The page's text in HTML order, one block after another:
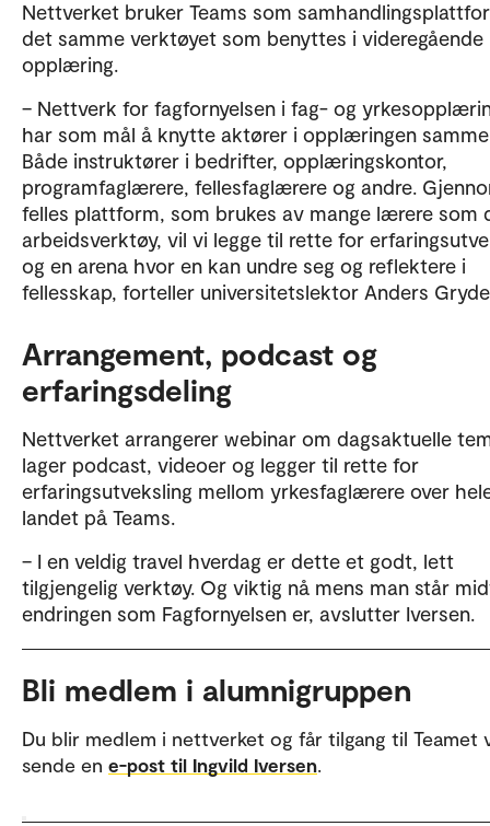
Nettverket bruker Teams som
det samme verktøyet som benyttes i videregående
opplæring.
– Nettverk for fagfornyelsen i fag- og
har som mål å knytte aktører i opplæringen
Både instruktører i bedrifter, opplæringskontor,
programfaglærere, fellesfaglærere og andre.
felles plattform, som brukes av mange lærere som
arbeidsverktøy, vil vi legge til rette for
og en arena hvor en kan undre seg og reflektere i
fellesskap, forteller universitetslektor Anders
Arrangement, podcast og
erfaringsdeling
Nettverket arrangerer webinar om dagsaktuelle
lager podcast, videoer og legger til rette for
erfaringsutveksling mellom yrkesfaglærere over
landet på Teams.
– I en veldig travel hverdag er dette et godt, lett
tilgjengelig verktøy. Og viktig nå mens man står
endringen som Fagfornyelsen er, avslutter Iversen.
Bli medlem i alumnigruppen
Du blir medlem i nettverket og får tilgang til Teamet
sende en e-post til Ingvild Iversen.